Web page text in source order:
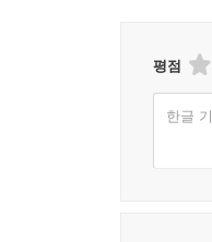
평점
한글